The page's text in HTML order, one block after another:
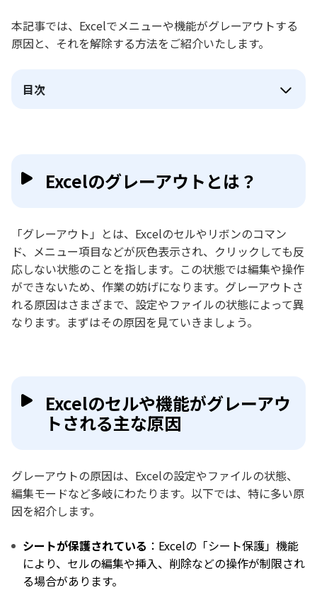
本記事では、Excelでメニューや機能がグレーアウトする
原因と、それを解除する方法をご紹介いたします。
目次
Excelのグレーアウトとは？
「グレーアウト」とは、Excelのセルやリボンのコマン
ド、メニュー項目などが灰色表示され、クリックしても反
応しない状態のことを指します。この状態では編集や操作
ができないため、作業の妨げになります。グレーアウトさ
れる原因はさまざまで、設定やファイルの状態によって異
なります。まずはその原因を見ていきましょう。
Excelのセルや機能がグレーアウ
トされる主な原因
グレーアウトの原因は、Excelの設定やファイルの状態、
編集モードなど多岐にわたります。以下では、特に多い原
因を紹介します。
シートが保護されている ：Excelの「シート保護」機能
により、セルの編集や挿入、削除などの操作が制限され
る場合があります。